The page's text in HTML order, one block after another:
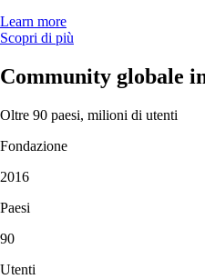
Learn more
Scopri di più
Community globale
Oltre 90 paesi, milioni di utenti
Fondazione
2016
Paesi
90
Utenti